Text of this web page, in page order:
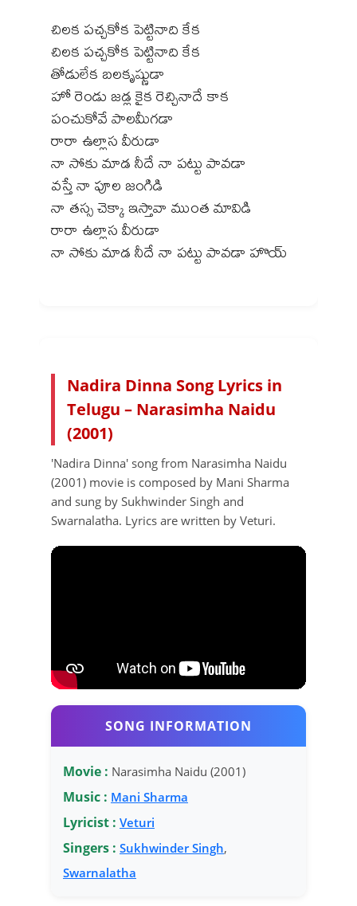
చిలక పచ్చకోక పెట్టినాది కేక
చిలక పచ్చకోక పెట్టినాది కేక
తోడులేక బలకృష్ణుడా
హో రెండు జడ్ల కైక రెచ్చినాదే కాక
పంచుకోవే పాలమీగడా
రారా ఉల్లాస వీరుడా
నా సోకు మాడ నీదే నా పట్టు పావడా
వస్తే నా పూల జంగిడి
నా తస్స చెక్కా ఇస్తావా ముంత మావిడి
రారా ఉల్లాస వీరుడా
నా సోకు మాడ నీదే నా పట్టు పావడా హొయ్
Nadira Dinna Song Lyrics in
Telugu – Narasimha Naidu
(2001)
'Nadira Dinna' song from Narasimha Naidu
(2001) movie is composed by Mani Sharma
and sung by Sukhwinder Singh and
Swarnalatha. Lyrics are written by Veturi.
SONG INFORMATION
Movie : Narasimha Naidu (2001)
Music : Mani Sharma
Lyricist : Veturi
Singers : Sukhwinder Singh,
Swarnalatha